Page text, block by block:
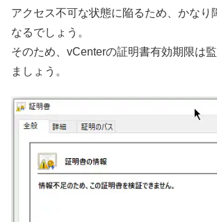
アクセス不可な状態に陥るため、かなり
なるでしょう。
そのため、vCenterの証明書有効期限は
ましょう。